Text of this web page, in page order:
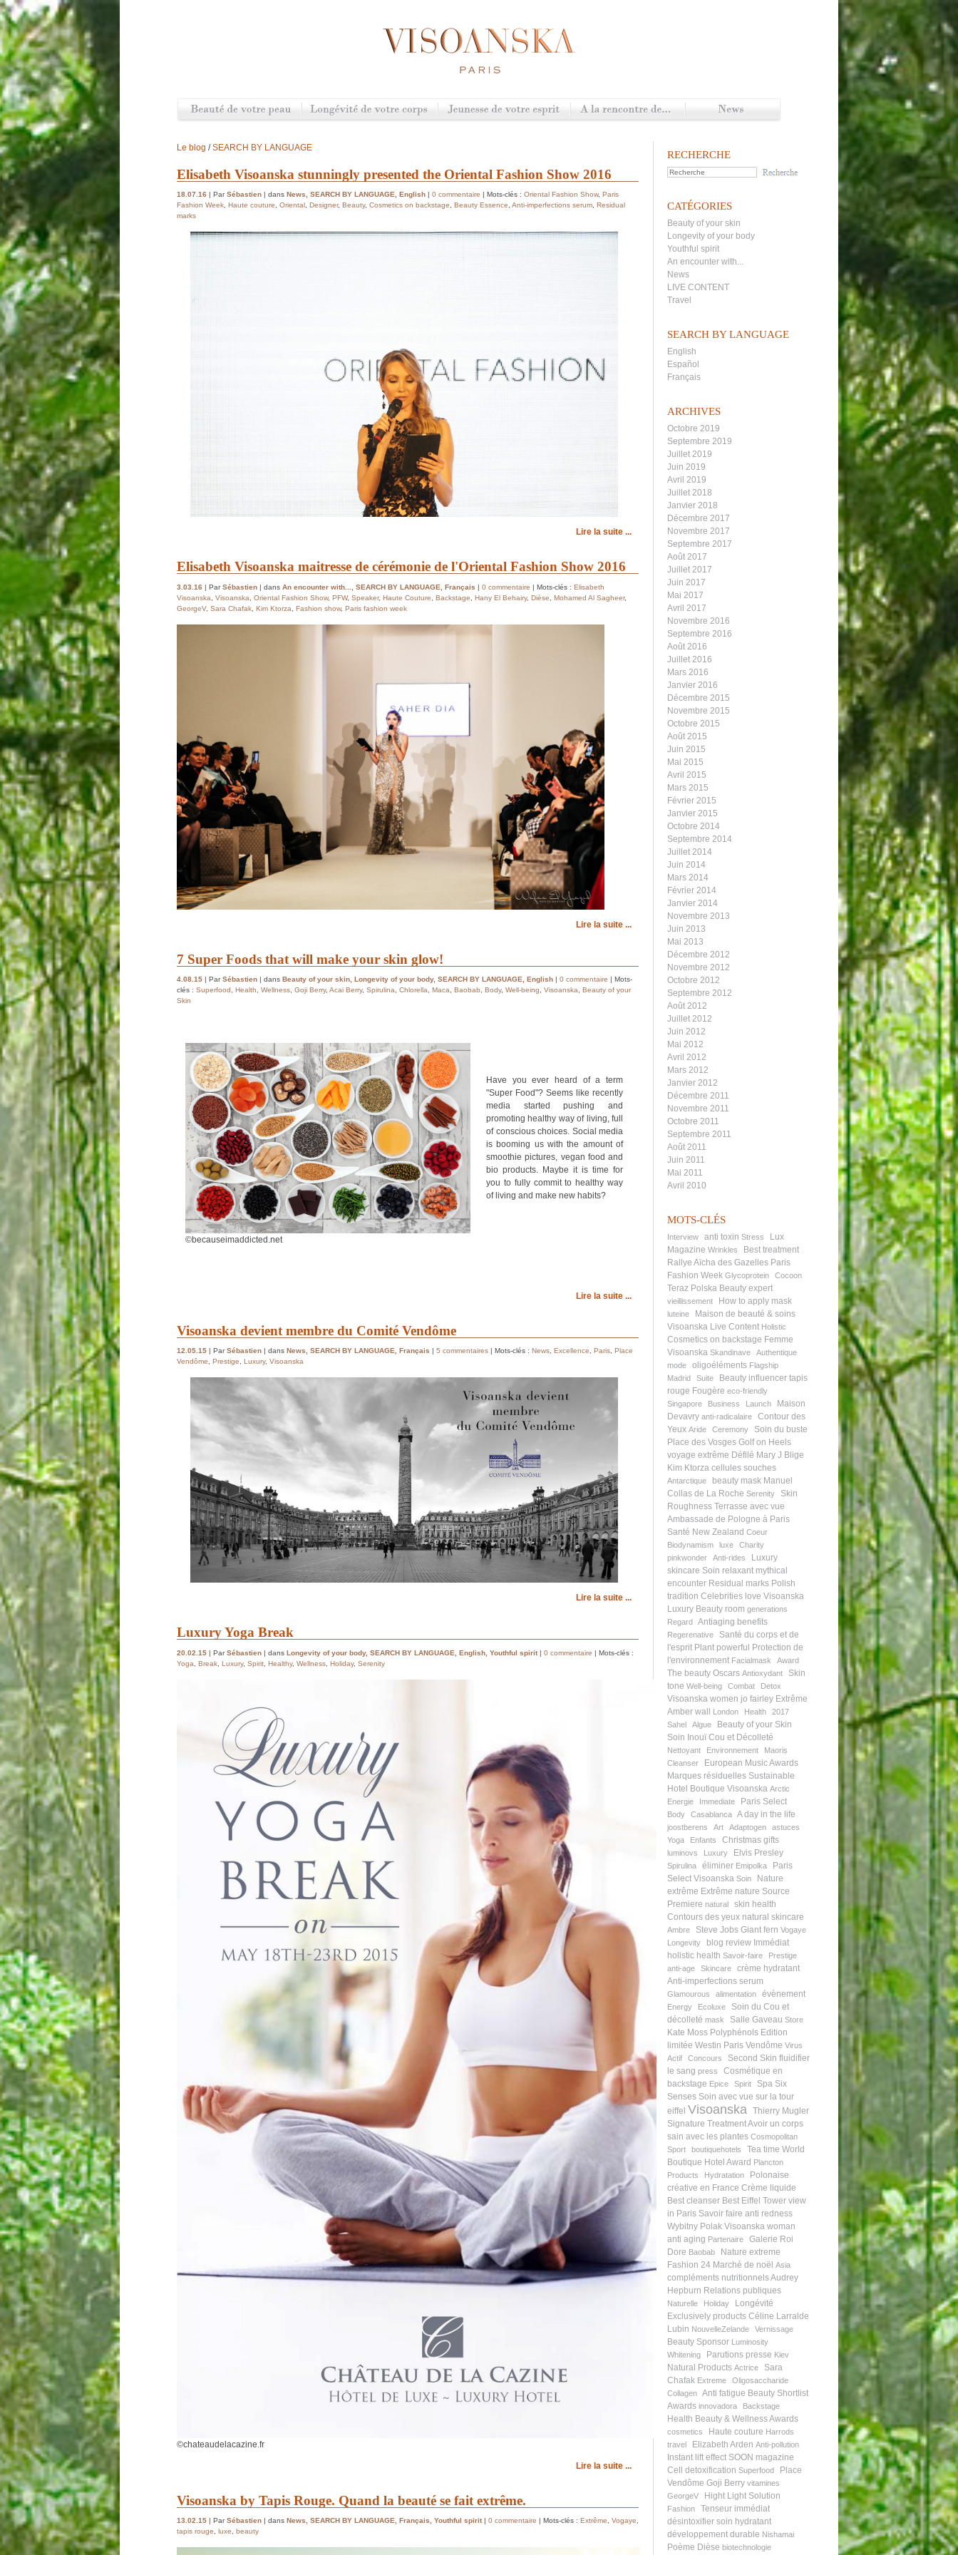
RECHERCHE
CATÉGORIES
Beauty of your skin
Longevity of your body
Youthful spirit
An encounter with...
News
LIVE CONTENT
Travel
SEARCH BY LANGUAGE
English
Español
Français
ARCHIVES
Octobre 2019
Septembre 2019
Juillet 2019
Juin 2019
Avril 2019
Juillet 2018
Janvier 2018
Décembre 2017
Novembre 2017
Septembre 2017
Août 2017
Juillet 2017
Juin 2017
Mai 2017
Avril 2017
Novembre 2016
Septembre 2016
Août 2016
Juillet 2016
Mars 2016
Janvier 2016
Décembre 2015
Novembre 2015
Octobre 2015
Août 2015
Juin 2015
Mai 2015
Avril 2015
Mars 2015
Février 2015
Janvier 2015
Octobre 2014
Septembre 2014
Juillet 2014
Juin 2014
Mars 2014
Février 2014
Janvier 2014
Novembre 2013
Juin 2013
Mai 2013
Décembre 2012
Novembre 2012
Octobre 2012
Septembre 2012
Août 2012
Juillet 2012
Juin 2012
Mai 2012
Avril 2012
Mars 2012
Janvier 2012
Décembre 2011
Novembre 2011
Octobre 2011
Septembre 2011
Août 2011
Juin 2011
Mai 2011
Avril 2010
MOTS-CLÉS
Interview anti toxin Stress
Lux
Magazine Wrinkles
Best treatment
Rallye Aïcha des Gazelles Paris
Fashion Week Glycoprotein Cocoon
Teraz Polska Beauty expert
vieillissement How to apply mask
luteine
Maison de beauté & soins
Visoanska Live Content Holistic
Cosmetics on backstage Femme
Visoanska Skandinave
Authentique
mode
oligoéléments Flagship
Madrid
Suite Beauty influencer tapis
rouge Fougère eco-friendly
Singapore
Business Launch
Maison
Devavry anti-radicalaire
Contour des
Yeux Aride Ceremony
Soin du buste
Place des Vosges Golf on Heels
voyage extrême Défilé Mary J Blige
Kim Ktorza cellules souches
Antarctique beauty mask Manuel
Collas de La Roche Serenity
Skin
Roughness Terrasse avec vue
Ambassade de Pologne à Paris
Santé New Zealand Coeur
Biodynamism
luxe
Charity
pinkwonder
Anti-rides
Luxury
skincare Soin relaxant mythical
encounter Residual marks Polish
tradition Celebrities love Visoanska
Luxury Beauty room generations
Regard Antiaging benefits
Regerenative
Santé du corps et de
l'esprit Plant powerful
Protection de
l'environnement Facialmask Award
The beauty Oscars Antioxydant
Skin
tone Well-being Combat Detox
Visoanska women jo fairley Extrême
Amber wall
London Health
2017
Sahel
Algue
Beauty of your Skin
Soin Inouï Cou et Décolleté
Nettoyant Environnement
Maoris
Cleanser
European Music Awards
Marques résiduelles Sustainable
Hotel
Boutique Visoanska Arctic
Energie
Immediate Paris Select
Body Casablanca A day in the life
joostberens Art Adaptogen
astuces
Yoga
Enfants Christmas gifts
luminovs Luxury Elvis Presley
Spirulina éliminer Emipolka
Paris
Select Visoanska Soin
Nature
extrême Extrême nature Source
Premiere natural
skin health
Contours des yeux natural skincare
Ambre Steve Jobs Giant fern Vogaye
Longevity
blog review Immédiat
holistic health Savoir-faire
Prestige
anti-age
Skincare
crème hydratant
Anti-imperfections serum
Glamourous alimentation évènement
Energy Ecoluxe
Soin du Cou et
décolleté mask Salle Gaveau Store
Kate Moss Polyphénols Edition
limitée Westin Paris Vendôme Virus
Actif
Concours Second Skin fluidifier
le sang press
Cosmétique en
backstage Epice Spirit
Spa Six
Senses Soin avec vue sur la tour
eiffel Visoanska Thierry Mugler
Signature TreatmentAvoir un corps
sain avec les plantes Cosmopolitan
Sport
boutiquehotels Tea time World
Boutique Hotel Award Plancton
Products
Hydratation
Polonaise
créative en France Crème liquide
Best cleanser Best Eiffel Tower view
in Paris Savoir faire anti redness
Wybitny Polak Visoanska woman
anti aging Partenaire
Galerie Roi
Dore Baobab
Nature extreme
Fashion 24 Marché de noël Asia
compléments nutritionnelsAudrey
Hepburn Relations publiques
Naturelle Holiday
Longévité
Exclusively products Céline Larralde
Lubin NouvelleZelande Vernissage
Beauty Sponsor Luminosity
Whitening
Parutions presse Kiev
Natural Products Actrice
Sara
Chafak Extreme
Oligosaccharide
Collagen Anti fatigue Beauty Shortlist
Awards innovadora Backstage
Health Beauty & Wellness Awards
cosmetics Haute couture Harrods
travel
Elizabeth Arden Anti-pollution
Instant lift effect SOON magazine
Cell detoxification Superfood
Place
Vendôme Goji Berry vitamines
GeorgeV
Hight Light Solution
Fashion
Tenseur immédiat
désintoxifier soin hydratant
développement durable Nishamai
Poème Dièse biotechnologie
Le blog /SEARCH BY LANGUAGE
Elisabeth Visoanska stunningly presented the Oriental Fashion Show 2016
18.07.16 | ParSébastien | dans News, SEARCH BY LANGUAGE, English | 0 commentaire | Mots-clés : Oriental Fashion Show, Paris
Fashion Week, Haute couture, Oriental, Designer, Beauty, Cosmetics on backstage, Beauty Essence, Anti-imperfections serum, Residual
marks
Lire la suite ...
Elisabeth Visoanska maitresse de cérémonie de l'Oriental Fashion Show 2016
3.03.16 | ParSébastien | dans An encounter with... SEARCH BY LANGUAGE Français | 0 commentaire | Mots-clés : Elisabeth
Visoanska
Visoanska Oriental Fashion Show, PFW, Speaker, Haute Couture Backstage Hany El Behairy, Dièse Mohamed Al Sagheer,
GeorgeV, Sara Chafak Kim Ktorza Fashion show, Paris fashion week
Lire la suite ...
7 Super Foods that will make your skin glow!
4.08.15 | ParSébastien | dans Beauty of your skin Longevity of your body, SEARCH BY LANGUAGE English | 0 commentaire | Mots-
clés : Superfood Health Wellness Goji Berry, Acai Berry, Spirulina Chlorella Maca Baobab Body, Well-being Visoanska
Beauty of your
Skin
©becauseimaddicted.net
Have you ever heard of a term
"Super Food"? Seems like recently
media started pushing and
promoting healthy way of living, full
of conscious choices. Social media
is booming us with the amount of
smoothie pictures, vegan food and
bio products. Maybe it is time for
you to fully commit to healthy way
of living and make new habits?
Lire la suite ...
Visoanska devient membre du Comité Vendôme
12.05.15 | ParSébastien | dans News, SEARCH BY LANGUAGE, Français | 5 commentaires | Mots-clés : News, Excellence, Paris, Place
Vendôme, Prestige, Luxury, Visoanska
Lire la suite ...
Luxury Yoga Break
20.02.15 | ParSébastien | dans Longevity of your body, SEARCH BY LANGUAGE English Youthful spirit | 0 commentaire | Mots-clés :
Yoga
Break Luxury, Spirit Healthy, Wellness Holiday, Serenity
©chateaudelacazine.fr
Lire la suite ...
Visoanska by Tapis Rouge. Quand la beauté se fait extrême.
13.02.15 | ParSébastien | dans News SEARCH BY LANGUAGE Français Youthful spirit | 0 commentaire | Mots-clés : Extrême Vogaye
tapis rouge
luxe beauty